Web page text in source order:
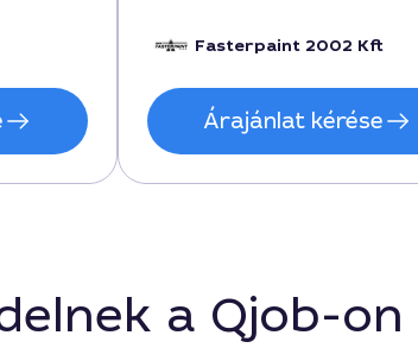
a
jó, a
A
tudom a
kiszolgálás jellemezte a
Fasterpaint 2002 Kft
Árajánlat kérése
a Qjob-on